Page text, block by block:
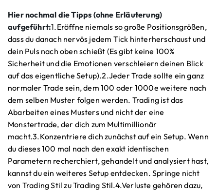
Hier nochmal die Tipps (ohne Erläuterung)
aufgeführt:1.Eröffne niemals so große Positionsgrößen,
dass du danach nervös jedem Tick hinterherschaust und
dein Puls nach oben schießt (Es gibt keine 100%
Sicherheit und die Emotionen verschleiern deinen Blick
auf das eigentliche Setup).2.Jeder Trade sollte ein ganz
normaler Trade sein, dem 100 oder 1000e weitere nach
dem selben Muster folgen werden. Trading ist das
Abarbeiten eines Musters und nicht der eine
Monstertrade, der dich zum Multimillionär
macht.3.Konzentriere dich zunächst auf ein Setup. Wenn
du dieses 100 mal nach den exakt identischen
Parametern recherchiert, gehandelt und analysiert hast,
kannst du ein weiteres Setup entdecken. Springe nicht
von Trading Stil zu Trading Stil.4.Verluste gehören dazu,